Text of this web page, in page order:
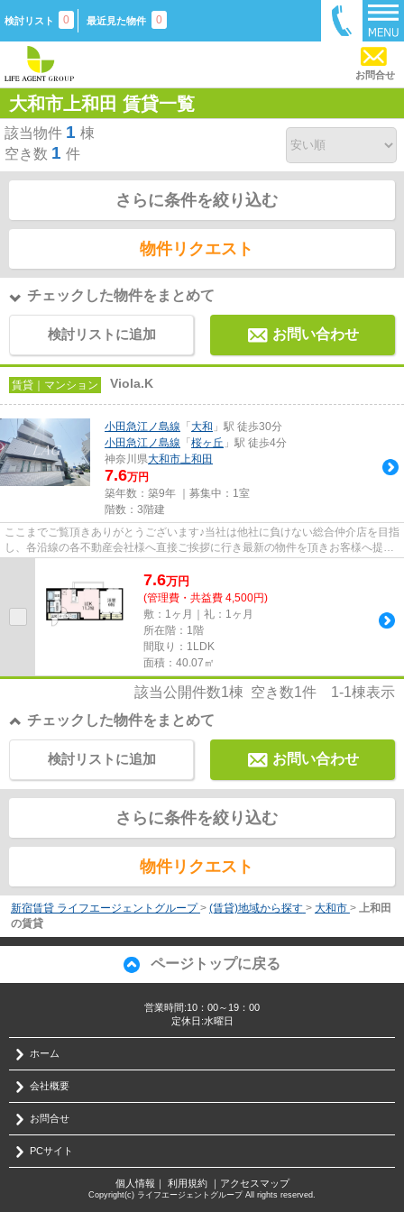
検討リスト 0 最近見た物件 0
お問合せ
大和市上和田 賃貸一覧
該当物件 1 棟
空き数 1 件
さらに条件を絞り込む
物件リクエスト
チェックした物件をまとめて
検討リストに追加 お問い合わせ
賃貸｜マンション Viola.K
小田急江ノ島線 「 大和 」駅 徒歩30分
小田急江ノ島線 「 桜ヶ丘 」駅 徒歩4分
神奈川県大和市上和田
7.6万円
築年数：築9年 ｜募集中： 1室
階数：3階建
ここまでご覧頂きありがとうございます♪当社は他社に負けない総合仲介店を目指
し、各沿線の各不動産会社様へ直接ご挨拶に行き最新の物件を頂きお客様へ提供
7.6万円
(管理費・共益費 4,500円)
敷：1ヶ月｜礼：1ヶ月
所在階：1階
間取り：1LDK
面積：40.07㎡
該当公開件数1棟 空き数1件 1-1棟表示
チェックした物件をまとめて
お問い合わせ
検討リストに追加
さらに条件を絞り込む
物件リクエスト
新宿賃貸 ライフエージェントグループ > (賃貸)地域から探す > 大和市 > 上和田
の賃貸
ページトップに戻る
営業時間:10：00～19：00
定休日:水曜日
ホーム
会社概要
お問合せ
PCサイト
個人情報 ｜ 利用規約｜ アクセスマップ
Copyright(c) ライフエージェントグループ All rights reserved.